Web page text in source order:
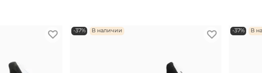
-37% В наличии -37% В